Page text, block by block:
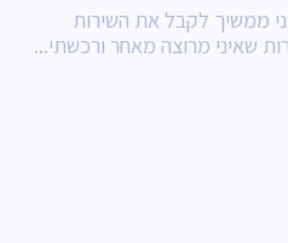
ממשיך לקבל את השירות
שאיני מרוצה מאחר ורכשתי...